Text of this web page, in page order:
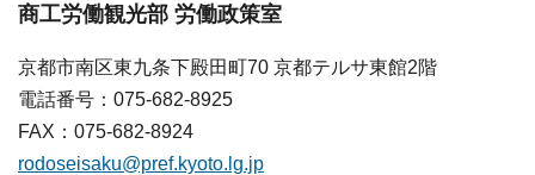
商工労働観光部 労働政策室
京都市南区東九条下殿田町70 京都テルサ東館2階
電話番号：075-682-8925
FAX：075-682-8924
rodoseisaku@pref.kyoto.lg.jp